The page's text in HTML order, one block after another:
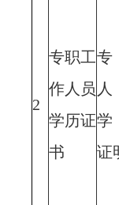
2
专职工
作人员
学历证
书
专
证